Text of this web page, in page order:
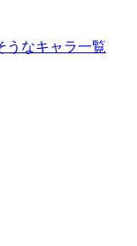
うなキャラ一覧